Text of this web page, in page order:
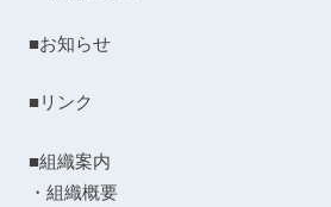
■お知らせ
■リンク
■組織案内
・組織概要